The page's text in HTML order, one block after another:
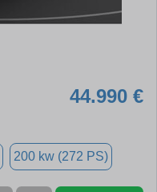
44.990 €
200 kw (272 PS)